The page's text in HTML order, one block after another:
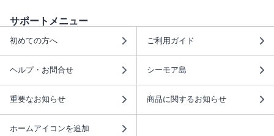
サポートメニュー
初めての方へ ご利用ガイド
ヘルプ・お問合せ シーモア島
重要なお知らせ 商品に関するお知らせ
ホームアイコンを追加